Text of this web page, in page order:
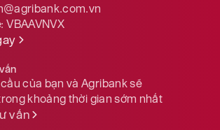
VBAAVNVX
của bạn và Agribank sẽ
khoảng thời gian sớm nhất
vấn